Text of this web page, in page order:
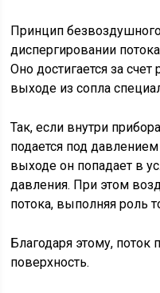
Принцип
диспергировании
Оно достигается за
выходе из сопла
Так, если внутри
подается под
выходе он попадает в
давления. При этом
потока, выполняя роль
Благодаря этому,
поверхность.